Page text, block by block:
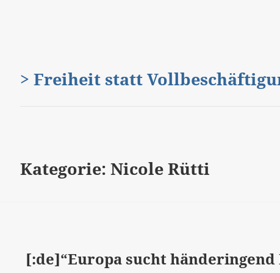
> Freiheit statt
Kategorie:Nicole Rütti
[:de]“Europa sucht